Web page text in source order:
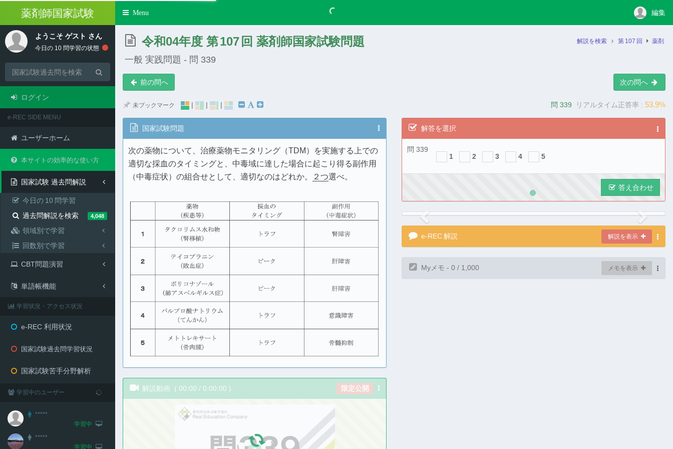
薬剤師国家試験
Toggle
Menu 編集
ようこそ ゲスト さん
今日の 10 問学習の状態
ログイン
e-REC SIDE MENU
ユーザーホーム
本サイトの効率的な使い方
国家試験 過去問解説
今日の 10 問学習
過去問解説を検索
4,048
領域別で学習
回数別で学習
CBT問題演習
単語帳機能
学習状況・アクセス状況
e-REC 利用状況
国家試験過去問学習状況
国家試験苦手分野解析
学習中のユーザー
*****
学習中
*****
学習中
解説を検索 第 107 回 薬剤
令和04年度 第107 回 薬剤師国家試験問題
一般 実践問題 - 問 339
前の問へ 次の問へ
未ブックマーク | | | 問 339 リアルタイム正答率 : 53.9%
国家試験問題
次の薬物について、治療薬物モニタリング（TDM）を実施する上での
適切な採血のタイミングと、中毒域に達した場合に起こり得る副作用
（中毒症状）の組合せとして、適切なのはどれか。
２つ選べ。
解説動画 (00:00 /0:00:00 ) 限定公開
解答を選択
問 339
1
2 3 4 5
答え合わせ
Previous Next